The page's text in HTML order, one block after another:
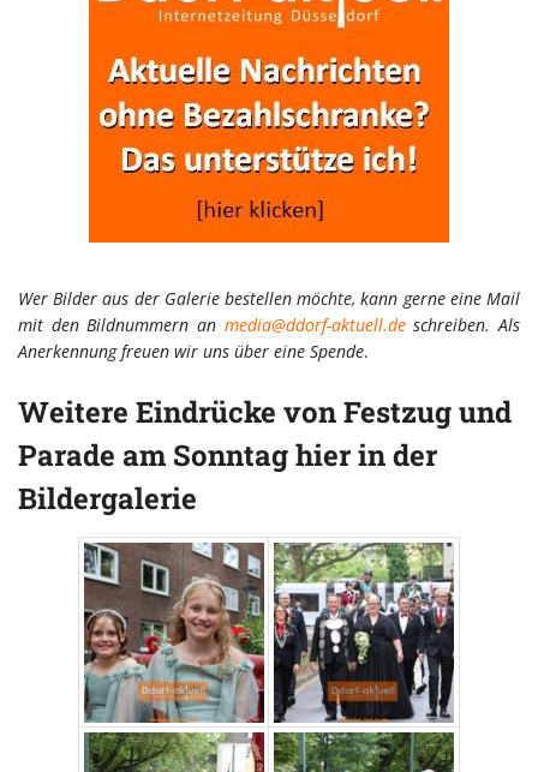
Wer Bilder aus der Galerie bestellen möchte, kann gerne eine Mail
mit den Bildnummern an media@ddorf-aktuell.deschreiben. Als
Anerkennung freuen wir uns über eine Spende.
Weitere Eindrücke von Festzug und
Parade am Sonntag hier in der
Bildergalerie